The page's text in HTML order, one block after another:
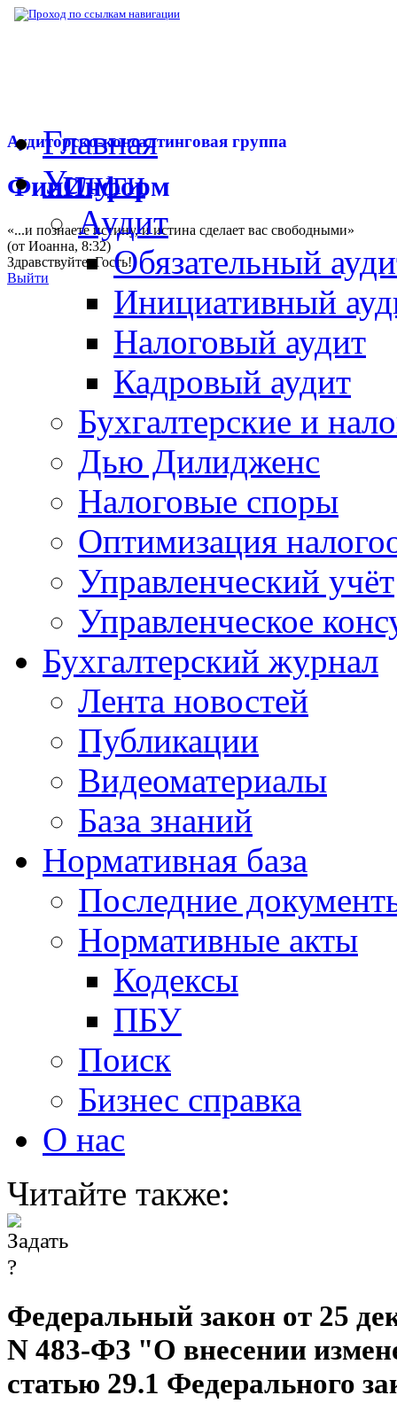
Аудиторско-консалтинговая группа
ФинИнформ
«...и познаете истину, и истина сделает вас свободными»
(от Иоанна, 8:32)
Здравствуйте,Гость!
Выйти
Главная
Услуги
Аудит
Обязательный
Инициативный
Налоговый аудит
Кадровый аудит
Бухгалтерские и
Дью Дилидженс
Налоговые споры
Оптимизация
Управленческий учёт
Управленческое
Бухгалтерский журнал
Лента новостей
Публикации
Видеоматериалы
База знаний
Нормативная база
Последние
Нормативные акты
Кодексы
ПБУ
Поиск
Бизнес справка
О нас
Читайте также:
Федеральный закон от 25
N 483-ФЗ "О внесении
статью 29.1 Федерального